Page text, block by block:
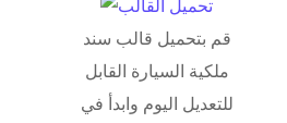
قم بتحميل قالب سند
ملكية السيارة القابل
للتعديل اليوم وابدأ في